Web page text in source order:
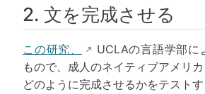
2. 文を完成させる
この研究、
UCLAの言語学部に
もので、成人のネイティブアメリ
どのように完成させるかをテスト